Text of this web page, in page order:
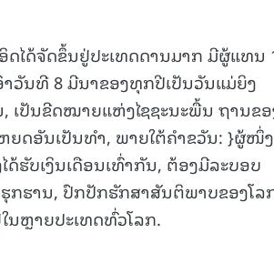
ໄດ້ຈັດຂຶ້ນຢູ່ປະເທດດານມາກ ມີຜູ້ແທນ
າວັນທີ 8 ມີນາຂອງທຸກປີເປັນວັນແມ່ຍິງ
ເປັນຂີດໝາຍແຫ່ງໄຊຊະນະພື້ນ ຖານຂ
ຍດອັນເປັນທໍາ, ພາຍໃຕ້ຄໍາຂວັນ: }ຜູ້ໜຶ່ງ
ດ້ຮັບເງິນເດືອນເທົ່າກັນ, ຕ້ອງມີລະບອບ
ກຮານ, ປົກປັກຮັກສາສັນຕິພາບຂອງໂລ
ນຫຼາຍປະເທດທົ່ວໂລກ.